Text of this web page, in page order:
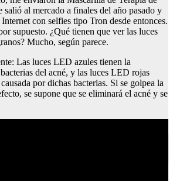
al mercado a finales del año pasado y
con selfies tipo Tron desde entonces.
supuesto. ¿Qué tienen que ver las luces
Mucho, según parece.
Las luces LED azules tienen la
del acné, y las luces LED rojas
por dichas bacterias. Si se golpea la
se supone que se eliminará el acné y se